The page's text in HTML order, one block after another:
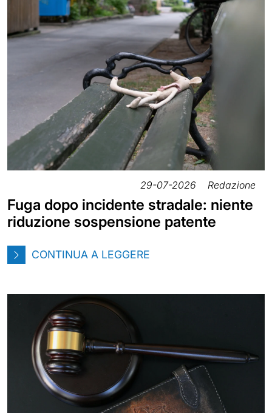
29-07-2026 Redazione
Fuga dopo incidente stradale: niente
riduzione sospensione patente
CONTINUA A LEGGERE